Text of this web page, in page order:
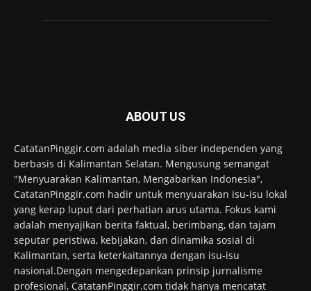
ABOUT US
CatatanPinggir.com adalah media siber independen yang
berbasis di Kalimantan Selatan. Mengusung semangat
"Menyuarakan Kalimantan, Mengabarkan Indonesia",
CatatanPinggir.com hadir untuk menyuarakan isu-isu lokal
yang kerap luput dari perhatian arus utama. Fokus kami
adalah menyajikan berita faktual, berimbang, dan tajam
seputar peristiwa, kebijakan, dan dinamika sosial di
Kalimantan, serta keterkaitannya dengan isu-isu
nasional.Dengan mengedepankan prinsip jurnalisme
profesional, CatatanPinggir.com tidak hanya mencatat